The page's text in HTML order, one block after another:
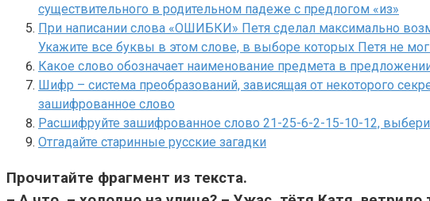
существительного в родительном падеже с предлогом «из»
При написании слова «ОШИБКИ» Петя сделал максимально
Укажите все буквы в этом слове, в выборе которых Петя не
Какое слово обозначает наименование предмета в
Шифр – система преобразований, зависящая от некоторого
зашифрованное слово
Расшифруйте зашифрованное слово 21-25-6-2-15-10-12,
Отгадайте старинные русские загадки
Прочитайте фрагмент из текста.